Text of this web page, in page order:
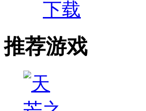
下载
推荐游戏